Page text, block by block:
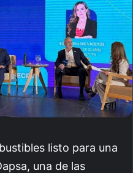
listo para una
una de las